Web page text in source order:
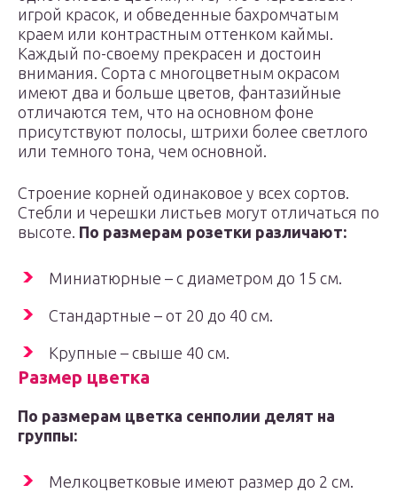
игрой красок, и обведенные бахромчатым
краем или контрастным оттенком каймы.
Каждый по-своему прекрасен и достоин
внимания. Сорта с многоцветным окрасом
имеют два и больше цветов, фантазийные
отличаются тем, что на основном фоне
присутствуют полосы, штрихи более светлого
или темного тона, чем основной.
Строение корней одинаковое у всех сортов.
Стебли и черешки листьев могут отличаться по
высоте. По размерам розетки различают:
Миниатюрные – с диаметром до 15 см.
Стандартные – от 20 до 40 см.
Крупные – свыше 40 см.
Размер цветка
По размерам цветка сенполии делят на
группы:
Мелкоцветковые имеют размер до 2 см.